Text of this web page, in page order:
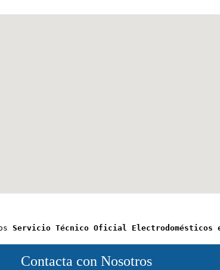
Servicio Técnico Oficial Electrodomésticos
Contacta con Nosotros